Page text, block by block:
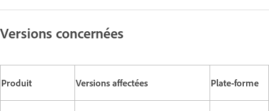
Versions concernées
Produit Versions affectées Plate-forme